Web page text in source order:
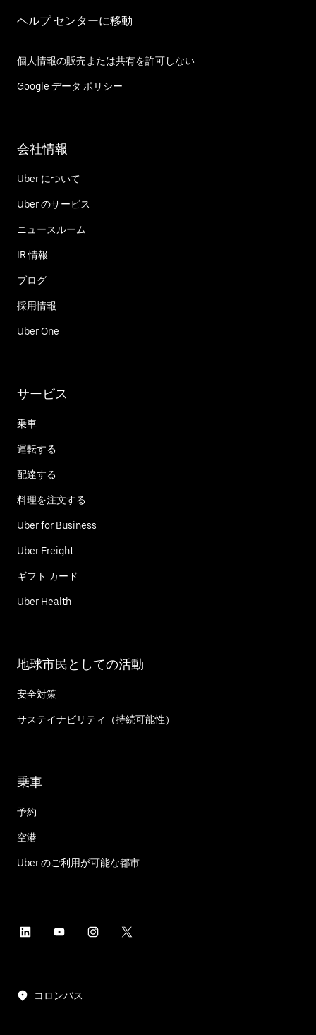
ヘルプ センターに移動
個人情報の販売または共有を許可しない
Google データ ポリシー
会社情報
Uber について
Uber のサービス
ニュースルーム
IR 情報
ブログ
採用情報
Uber One
サービス
乗車
運転する
配達する
料理を注文する
Uber for Business
Uber Freight
ギフト カード
Uber Health
地球市民としての活動
安全対策
サステイナビリティ（持続可能性）
乗車
予約
空港
Uber のご利用が可能な都市
コロンバス